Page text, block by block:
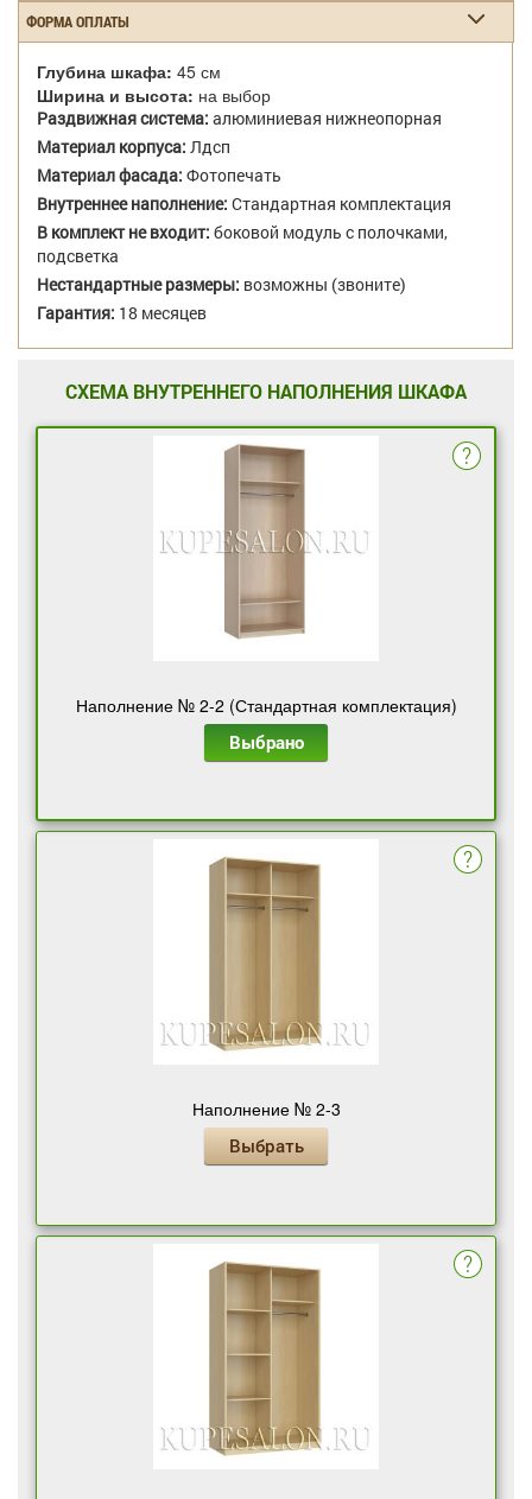
ФОРМА ОПЛАТЫ
Глубина шкафа: 45 см
Ширина и высота: на выбор
Раздвижная система: алюминиевая нижнеопорная
Материал корпуса: Лдсп
Материал фасада: Фотопечать
Внутреннее наполнение: Стандартная комплектация
В комплект не входит: боковой модуль с полочками,
подсветка
Нестандартные размеры: возможны (звоните)
Гарантия: 18 месяцев
СХЕМА ВНУТРЕННЕГО НАПОЛНЕНИЯ ШКАФА
Наполнение № 2-2 (Стандартная комплектация)
Выбрано
Наполнение № 2-3
Выбрать